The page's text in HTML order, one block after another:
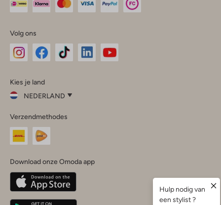
Volg ons
InstagramFacebook
Kies je land
NEDERLAND
je
land
Nederland
Belgique(Français)
Deutschland
Verzendmethodes
Download onze Omoda app